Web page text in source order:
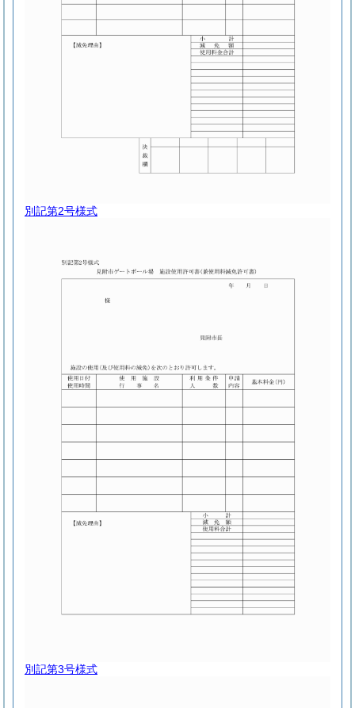
別記第2号様式
別記第3号様式